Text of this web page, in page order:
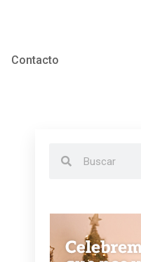
Contacto